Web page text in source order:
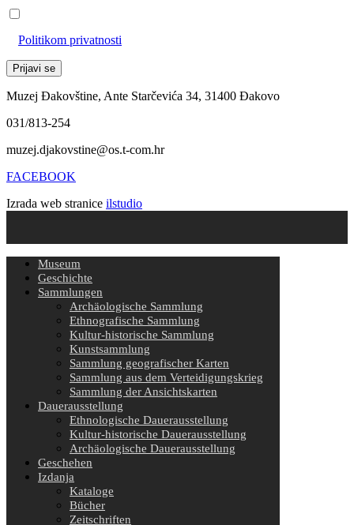
Politikom privatnosti
Muzej Đakovštine, Ante Starčevića 34, 31400 Đakovo
031/813-254
muzej.djakovstine@os.t-com.hr
FACEBOOK
Izrada web stranice ilstudio
Museum
Geschichte
Sammlungen
Archäologische Sammlung
Ethnografische Sammlung
Kultur-historische Sammlung
Kunstsammlung
Sammlung geografischer Karten
Sammlung aus dem Verteidigungskrieg
Sammlung der Ansichtskarten
Dauerausstellung
Ethnologische Dauerausstellung
Kultur-historische Dauerausstellung
Archäologische Dauerausstellung
Geschehen
Izdanja
Kataloge
Bücher
Zeitschriften